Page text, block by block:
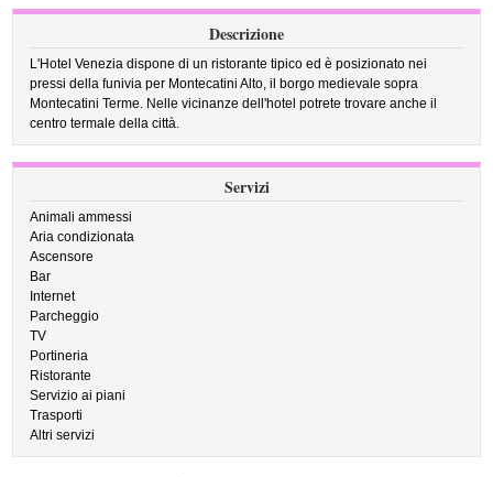
Descrizione
L'Hotel Venezia dispone di un ristorante tipico ed è posizionato nei
pressi della funivia per Montecatini Alto, il borgo medievale sopra
Montecatini Terme. Nelle vicinanze dell'hotel potrete trovare anche il
centro termale della città.
Servizi
Animali ammessi
Aria condizionata
Ascensore
Bar
Internet
Parcheggio
TV
Portineria
Ristorante
Servizio ai piani
Trasporti
Altri servizi